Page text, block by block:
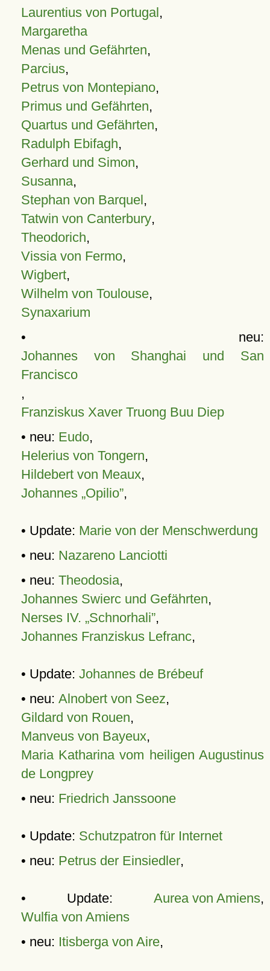
Laurentius von Portugal,
Margaretha
Menas und Gefährten,
Parcius,
Petrus von Montepiano,
Primus und Gefährten,
Quartus und Gefährten,
Radulph Ebifagh,
Gerhard und Simon,
Susanna,
Stephan von Barquel,
Tatwin von Canterbury,
Theodorich,
Vissia von Fermo,
Wigbert,
Wilhelm von Toulouse,
Synaxarium
• neu:
Johannes von Shanghai und San
Francisco
,
Franziskus Xaver Truong Buu Diep
• neu: Eudo,
Helerius von Tongern,
Hildebert von Meaux,
Johannes „Opilio”,
• Update: Marie von der Menschwerdung
• neu: Nazareno Lanciotti
• neu: Theodosia,
Johannes Swierc und Gefährten,
Nerses IV. „Schnorhali”,
Johannes Franziskus Lefranc,
• Update: Johannes de Brébeuf
• neu: Alnobert von Seez,
Gildard von Rouen,
Manveus von Bayeux,
Maria Katharina vom heiligen Augustinus
de Longprey
• neu: Friedrich Janssoone
• Update: Schutzpatron für Internet
• neu: Petrus der Einsiedler,
• Update: Aurea von Amiens,
Wulfia von Amiens
• neu: Itisberga von Aire,